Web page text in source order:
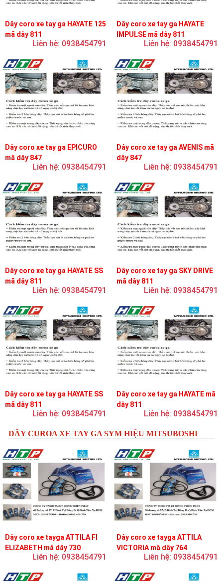
Dây coro xe tay ga HAYATE 125
mã dây 811
Liên hệ: 0938454791
Dây coro xe tay ga HAYATE
IMPULSE mã dây 811
Liên hệ: 0938454791
Dây coro xe tay ga EPICURO
mã dây 847
Liên hệ: 0938454791
Dây coro xe tay ga AVENIS mã
dây 847
Liên hệ: 0938454791
Dây coro xe tay ga HAYATE SS
mã dây 811
Liên hệ: 0938454791
Dây coro xe tay ga SKY DRIVE
mã dây 811
Liên hệ: 0938454791
Dây coro xe tay ga HAYATE SS
mã dây 811
Liên hệ: 0938454791
Dây coro xe tay ga HAYATE mã
dây 811
Liên hệ: 0938454791
DÂY CUROA XE TAY GA SYM HIỆU MITSUBOSHI
Dây coro xe tayga ATTILA FI
ELIZABETH mã dây 730
Liên hệ: 0938454791
Dây coro xe tayga ATTILA
VICTORIA mã dây 764
Liên hệ: 0938454791